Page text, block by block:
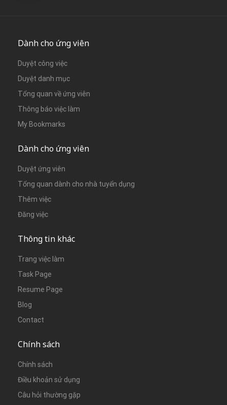
Dành cho ứng viên
Duyệt công việc
Duyệt danh mục
Tổng quan về ứng viên
Thông báo việc làm
My Bookmarks
Dành cho ứng viên
Duyệt ứng viên
Tổng quan dành cho nhà tuyển dụng
Thêm việc
Đăng việc
Thông tin khác
Trang việc làm
Task Page
Resume Page
Blog
Contact
Chính sách
Chính sách
Điều khoản sử dụng
Câu hỏi thường gặp